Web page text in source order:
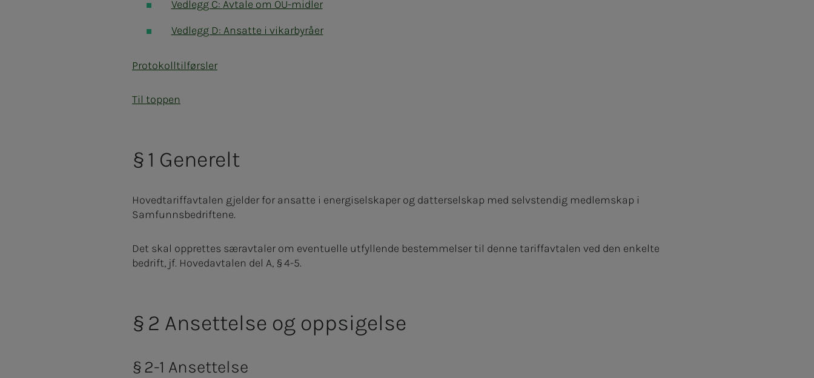
Vedlegg C: Avtale om OU-midler
Vedlegg D: Ansatte i vikarbyråer
Protokolltilførsler
Til toppen
§ 1 Generelt
Hovedtariffavtalen gjelder for ansatte i energiselskaper og datterselskap med selvstendig medlemskap i
Samfunnsbedriftene.
Det skal opprettes særavtaler om eventuelle utfyllende bestemmelser til denne tariffavtalen ved den enkelte
bedrift, jf. Hovedavtalen del A, § 4-5.
§ 2 Ansettelse og oppsigelse
§ 2-1 Ansettelse